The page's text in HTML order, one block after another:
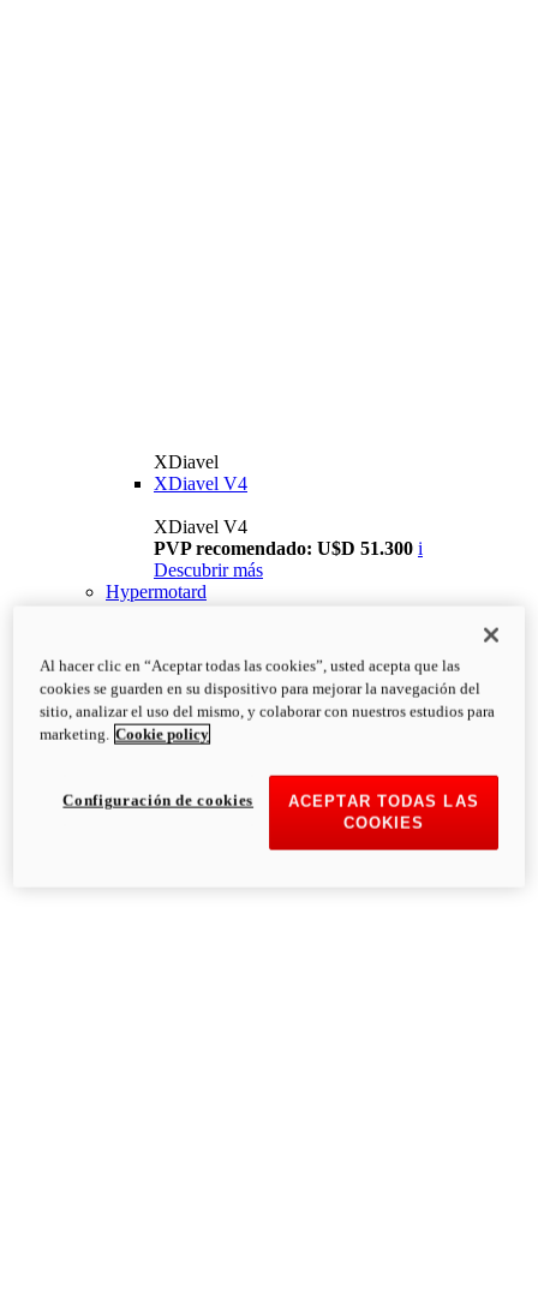
XDiavel
XDiavel V4
XDiavel V4
PVP recomendado: U$D 51.300 i
Descubrir más
Hypermotard
Al hacer clic en “Aceptar todas las cookies”, usted acepta que las
cookies se guarden en su dispositivo para mejorar la navegación del
sitio, analizar el uso del mismo, y colaborar con nuestros estudios para
marketing. Cookie policy
ACEPTAR TODAS LAS
COOKIES
Configuración de cookies